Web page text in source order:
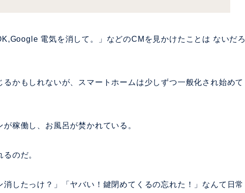
電気を消して。」などのCMを見かけたことは ないだろ
るかもしれないが、スマートホームは少しずつ一般化され始めて
稼働し、お風呂が焚かれている。
のだ。
したっけ？」「ヤバい！鍵閉めてくるの忘れた！」なんて日常